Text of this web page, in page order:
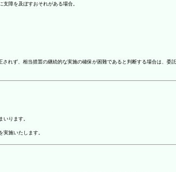
障を及ぼすおそれがある場合。
れず、相当措置の継続的な実施の確保が困難であると判断する場合は、委
ります。
施いたします。